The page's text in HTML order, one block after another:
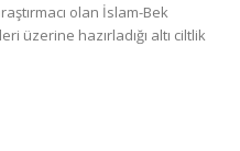
olan İslam-Bek
üzerine hazırladığı altı ciltlik